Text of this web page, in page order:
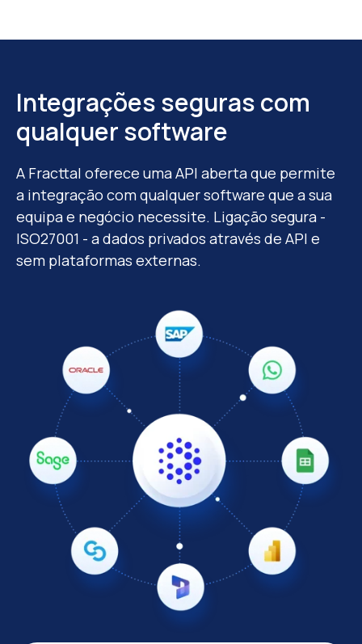
Integrações seguras com
qualquer software
A Fracttal oferece uma API aberta que permite
a integração com qualquer software que a sua
equipa e negócio necessite. Ligação segura -
ISO27001 - a dados privados através de API e
sem plataformas externas.